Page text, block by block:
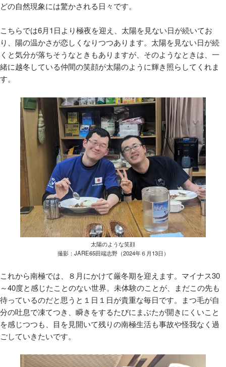
どの自然現象には驚かされる日々です。
こちらでは6月1日より極夜を迎え、太陽を見ない日が続いてお
り、陽の温かさが恋しくなりつつあります。太陽を見ない日が続
くと気分が落ちそうなときもありますが、そのようなときは、一
緒に越冬している仲間の笑顔が太陽のように輝き照らしてくれま
す。
太陽のような笑顔
撮影：JARE65田端志野（2024年６月13日）
これから南極では、８月にかけて厳冬期を迎えます。マイナス30
～40度と感じたことのない世界。未体験のことが、まだこの先も
待っているのだと思うと１日１日が貴重な毎日です。まつ毛が自
分の吐息で凍てつき、瞬きをするたびにまぶたが開きにくいこと
を感じつつも、目を見開いて残りの南極生活も事故や怪我なく過
ごしていきたいです。